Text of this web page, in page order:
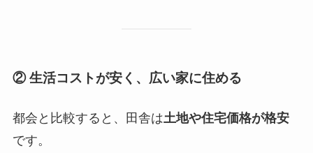
② 生活コストが安く、広い家に住める
都会と比較すると、田舎は土地や住宅価格が格安
です。